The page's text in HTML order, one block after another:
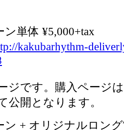
単体 ¥5,000+tax
kakubarhythm-
ジです。購入ページ
公開となります。
ン + オリジナルロン